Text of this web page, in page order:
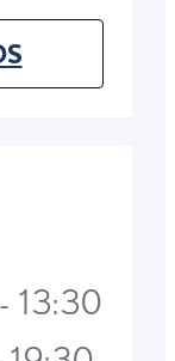
TAB)
13:30